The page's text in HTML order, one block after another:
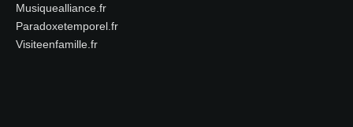
Musiquealliance.fr
Paradoxetemporel.fr
Visiteenfamille.fr